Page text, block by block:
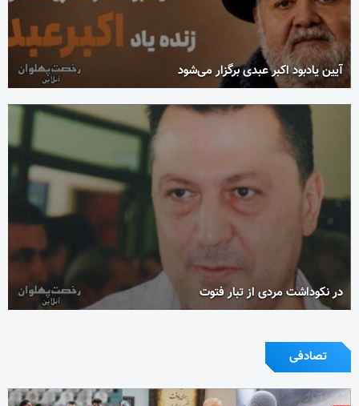
آیین یادبود اکبر عبدی برگزار می‌شود
در نکوداشت مردی از تبار فتوت
تصادفی